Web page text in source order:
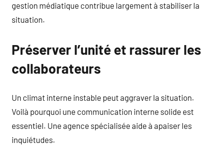
gestion médiatique contribue largement à stabiliser la
situation.
Préserver l’unité et rassurer les
collaborateurs
Un climat interne instable peut aggraver la situation.
Voilà pourquoi une communication interne solide est
essentiel. Une agence spécialisée aide à apaiser les
inquiétudes.